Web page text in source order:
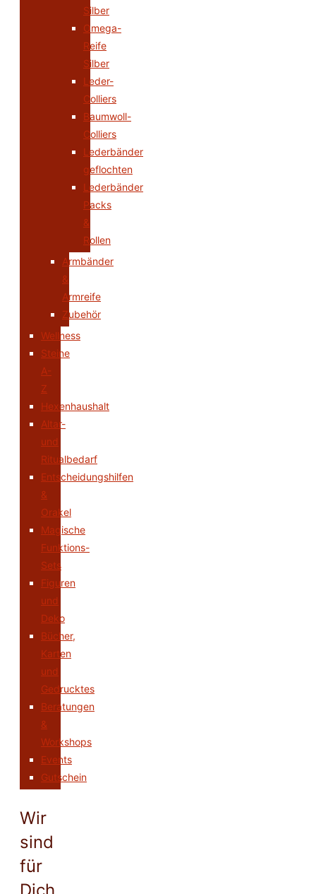
Silber
Omega-
Reife
Silber
Leder-
Colliers
Baumwoll-
Colliers
Lederbänder
geflochten
Lederbänder
Packs
&
Rollen
Armbänder
&
Armreife
Zubehör
Wellness
Steine
A-
Z
Hexenhaushalt
Altar-
und
Ritualbedarf
Entscheidungshilfen
&
Orakel
Magische
Funktions-
Sets
Figuren
und
Deko
Bücher,
Karten
und
Gedrucktes
Beratungen
&
Workshops
Events
Gutschein
Wir
sind
für